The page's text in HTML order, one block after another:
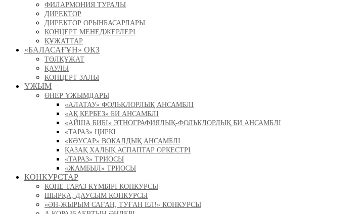
ФИЛАРМОНИЯ ТУРАЛЫ
ДИРЕКТОР
ДИРЕКТОР ОРЫНБАСАРЛАРЫ
КОНЦЕРТ МЕНЕДЖЕРЛЕРІ
ҚҰЖАТТАР
«БАЛАСАҒҰН» ОКЗ
ТӨЛҚҰЖАТ
ҚАУЛЫ
КОНЦЕРТ ЗАЛЫ
ҰЖЫМ
ӨНЕР ҰЖЫМДАРЫ
«АЛАТАУ» ФОЛЬКЛОРЛЫҚ АНСАМБЛІ
«АҚ КЕРБЕЗ» БИ АНСАМБЛІ
«АЙША БИБІ» ЭТНОГРАФИЯЛЫҚ-ФОЛЬКЛОРЛЫҚ БИ АНСАМБЛІ
«ТАРАЗ» ЦИРКІ
«КӘУСАР» ВОКАЛДЫҚ АНСАМБЛІ
ҚАЗАҚ ХАЛЫҚ АСПАПТАР ОРКЕСТРІ
«ТАРАЗ» ТРИОСЫ
«ЖАМБЫЛ» ТРИОСЫ
КОНКУРСТАР
КӨНЕ ТАРАЗ КҮМБІРІ КОНКУРСЫ
ШЫРҚА, ДАУСЫМ КОНКУРСЫ
«ӘН-ЖЫРЫМ САҒАН, ТУҒАН ЕЛ!» КОНКУРСЫ